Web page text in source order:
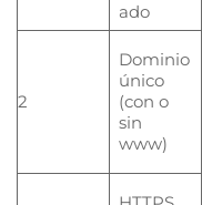
ado
2
Dominio
único
(con o
sin
www)